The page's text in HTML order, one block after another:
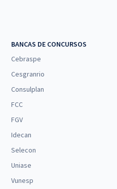
BANCAS DE CONCURSOS
Cebraspe
Cesgranrio
Consulplan
FCC
FGV
Idecan
Selecon
Uniase
Vunesp